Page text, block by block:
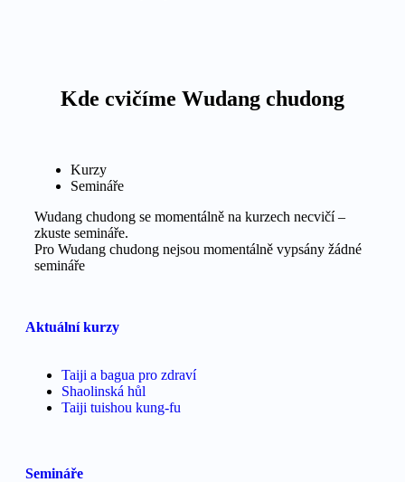
Kde cvičíme Wudang chudong
Kurzy
Semináře
Wudang chudong se momentálně na kurzech necvičí –
zkuste semináře.
Pro Wudang chudong nejsou momentálně vypsány žádné
semináře
Aktuální kurzy
Taiji a bagua pro zdraví
Shaolinská hůl
Taiji tuishou kung-fu
Semináře